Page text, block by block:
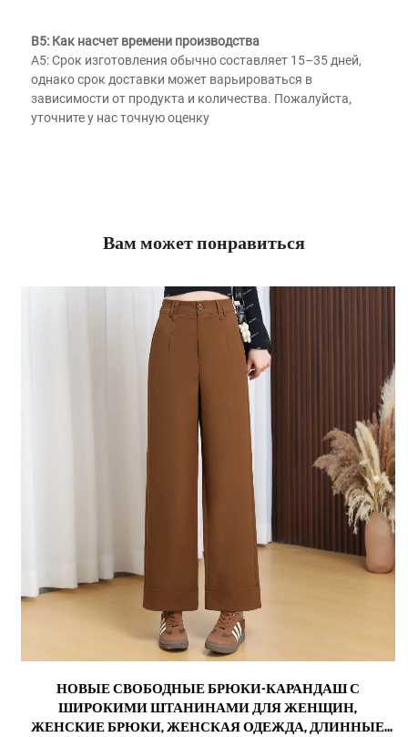
В5: Как насчет времени производства
A5: Срок изготовления обычно составляет 15–35 дней,
однако срок доставки может варьироваться в
зависимости от продукта и количества. Пожалуйста,
уточните у нас точную оценку
Вам может понравиться
НОВЫЕ СВОБОДНЫЕ БРЮКИ-КАРАНДАШ С
ШИРОКИМИ ШТАНИНАМИ ДЛЯ ЖЕНЩИН,
ЖЕНСКИЕ БРЮКИ, ЖЕНСКАЯ ОДЕЖДА, ДЛИННЫЕ